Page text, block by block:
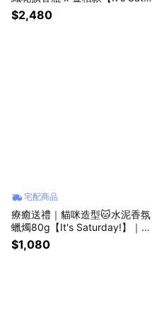
day!】｜送禮首選．生日禮物．
獅子座．情人節禮物．喬遷禮
$2,480
宅配商品
療癒送禮｜貓咪造型🐱水泥香氛
蠟燭80g【It's Saturday!】｜送
禮首選．生日禮物．獅子座．情
人節禮物．喬遷禮
$1,080